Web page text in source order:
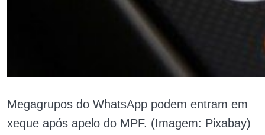
Megagrupos do WhatsApp podem entram em
xeque após apelo do MPF. (Imagem: Pixabay)